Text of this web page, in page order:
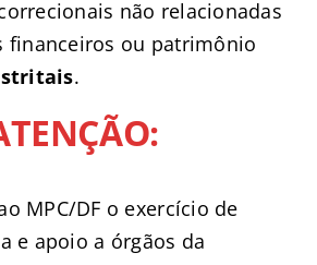
não relacionadas
financeiros ou patrimônio
.
MPC/DF o exercício de
e apoio a órgãos da